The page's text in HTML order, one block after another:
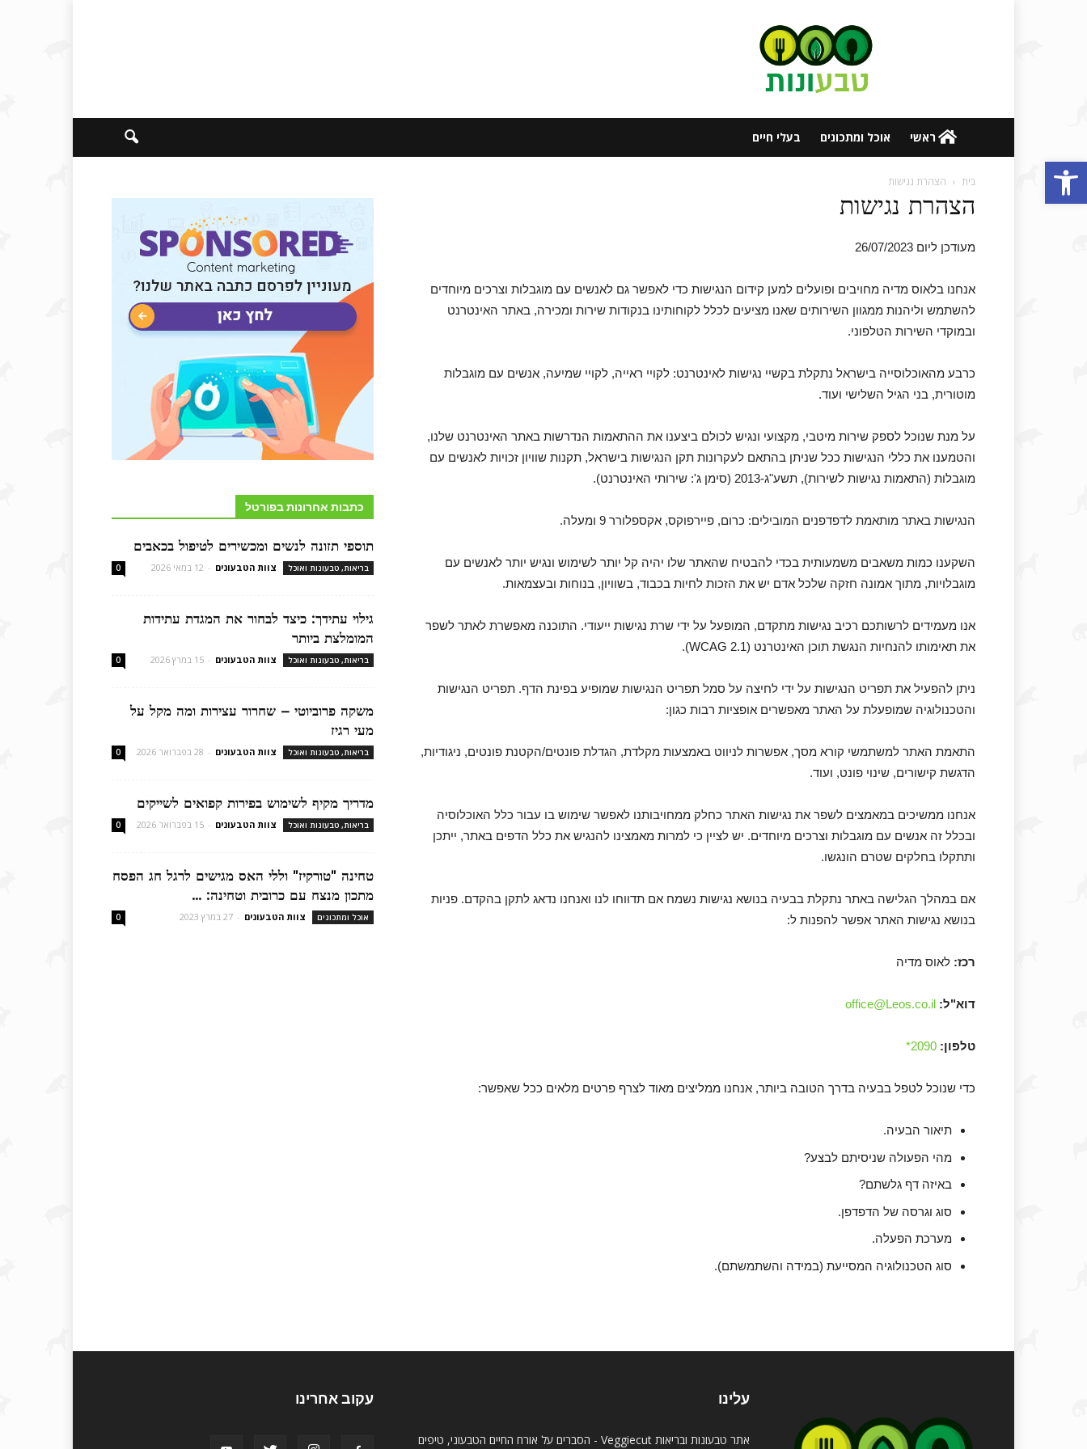
פתח סרגל נגישות
ראשי אוכל ומתכונים בעלי חיים
בית הצהרת נגישות
הצהרת נגישות
מעודכן ליום 26/07/2023
אנחנו בלאוס מדיה מחויבים ופועלים למען קידום הנגישות כדי לאפשר גם לאנשים עם מוגבלות וצרכים מיוחדים
להשתמש וליהנות ממגוון השירותים שאנו מציעים לכלל לקוחותינו בנקודות שירות ומכירה, באתר האינטרנט
ובמוקדי השירות הטלפוני.
כרבע מהאוכלוסייה בישראל נתקלת בקשיי נגישות לאינטרנט: לקויי ראייה, לקויי שמיעה, אנשים עם מוגבלות
מוטורית, בני הגיל השלישי ועוד.
על מנת שנוכל לספק שירות מיטבי, מקצועי ונגיש לכולם ביצענו את ההתאמות הנדרשות באתר האינטרנט שלנו,
והטמענו את כללי הנגישות ככל שניתן בהתאם לעקרונות תקן הנגישות בישראל, תקנות שוויון זכויות לאנשים עם
מוגבלות (התאמות נגישות לשירות), תשע"ג-2013 (סימן ג': שירותי האינטרנט).
הנגישות באתר מותאמת לדפדפנים המובילים: כרום, פיירפוקס, אקספלורר 9 ומעלה.
השקענו כמות משאבים משמעותית בכדי להבטיח שהאתר שלו יהיה קל יותר לשימוש ונגיש יותר לאנשים עם
מוגבלויות, מתוך אמונה חזקה שלכל אדם יש את הזכות לחיות בכבוד, בשוויון, בנוחות ובעצמאות.
אנו מעמידים לרשותכם רכיב נגישות מתקדם, המופעל על ידי שרת נגישות ייעודי. התוכנה מאפשרת לאתר לשפר
את תאימותו להנחיות הנגשת תוכן האינטרנט (WCAG 2.1).
ניתן להפעיל את תפריט הנגישות על ידי לחיצה על סמל תפריט הנגישות שמופיע בפינת הדף. תפריט הנגישות
והטכנולוגיה שמופעלת על האתר מאפשרים אופציות רבות כגון:
התאמת האתר למשתמשי קורא מסך, אפשרות לניווט באמצעות מקלדת, הגדלת פונטים/הקטנת פונטים, ניגודיות,
הדגשת קישורים, שינוי פונט, ועוד.
אנחנו ממשיכים במאמצים לשפר את נגישות האתר כחלק ממחויבותנו לאפשר שימוש בו עבור כלל האוכלוסיה
ובכלל זה אנשים עם מוגבלות וצרכים מיוחדים. יש לציין כי למרות מאמצינו להנגיש את כלל הדפים באתר, ייתכן
ותתקלו בחלקים שטרם הונגשו.
אם במהלך הגלישה באתר נתקלת בבעיה בנושא נגישות נשמח אם תדווחו לנו ואנחנו נדאג לתקן בהקדם. פניות
בנושא נגישות האתר אפשר להפנות ל:
רכז: לאוס מדיה
דוא"ל: office@Leos.co.il
טלפון: 2090*
כדי שנוכל לטפל בבעיה בדרך הטובה ביותר, אנחנו ממליצים מאוד לצרף פרטים מלאים ככל שאפשר:
תיאור הבעיה.
מהי הפעולה שניסיתם לבצע?
באיזה דף גלשתם?
סוג וגרסה של הדפדפן.
מערכת הפעלה.
סוג הטכנולוגיה המסייעת (במידה והשתמשתם).
כתבות אחרונות בפורטל
תוספי תזונה לנשים ומכשירים לטיפול בכאבים
בריאות, טבעונות ואוכל צוות הטבעונים - 12 במאי 2026 0
גילוי עתידך: כיצד לבחור את המגדת עתידות
המומלצת ביותר
בריאות, טבעונות ואוכל צוות הטבעונים - 15 במרץ 2026 0
משקה פרוביוטי – שחרור עצירות ומה מקל על
מעי רגיז
בריאות, טבעונות ואוכל צוות הטבעונים - 28 בפברואר 2026 0
מדריך מקיף לשימוש בפירות קפואים לשייקים
בריאות, טבעונות ואוכל צוות הטבעונים - 15 בפברואר 2026 0
טחינה "טורקיז" וללי האס מגישים לרגל חג הפסח
מתכון מנצח עם כרובית וטחינה: ...
אוכל ומתכונים צוות הטבעונים - 27 במרץ 2023 0
עלינו
אתר טבעונות ובריאות Veggiecut - הסברים על אורח החיים הטבעוני, טיפים
עקוב אחרינו